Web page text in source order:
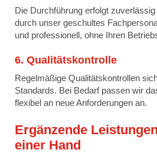
Die Durchführung erfolgt
durch unser geschultes
und professionell, ohne Ihren
6. Qualitätskontrolle
Regelmäßige Qualitätskontrollen
Standards. Bei Bedarf passen wir
flexibel an neue Anforderungen an.
Ergänzende
einer Hand